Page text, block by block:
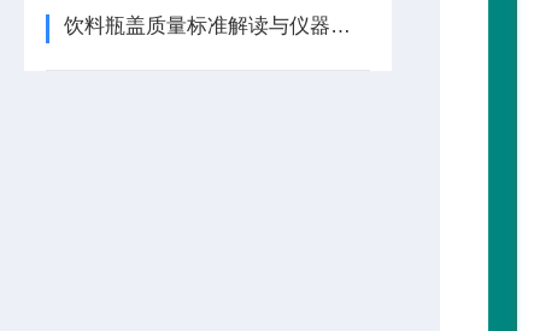
饮料瓶盖质量标准解读与仪器介绍